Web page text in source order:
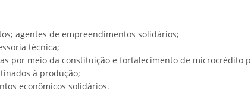
agentes de empreendimentos solidários;
técnica;
por meio da constituição e fortalecimento de microcrédito
à produção;
econômicos solidários.